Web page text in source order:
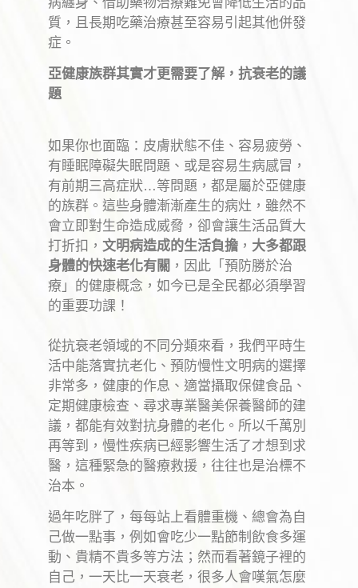
質，且長期吃藥治療甚至容易引起其他併發
症。
亞健康族群其實才更需要了解，抗衰老的議
題
如果你也面臨：皮膚狀態不佳、容易疲勞、
有睡眠障礙失眠問題、或是容易生病感冒，
有前期三高症狀…等問題，都是屬於亞健康
的族群。這些身體漸漸產生的病灶，雖然不
會立即對生命造成威脅，卻會讓生活品質大
打折扣， 文明病造成的生活負擔 ， 大多都跟
身體的快速老化有關 ，因此「預防勝於治
療」的健康概念，如今已是全民都必須學習
的重要功課！
從抗衰老領域的不同分類來看，我們平時生
活中能落實抗老化、預防慢性文明病的選擇
非常多，健康的作息、適當攝取保健食品、
定期健康檢查、尋求專業醫美保養醫師的建
議，都能有效對抗身體的老化。所以千萬別
再等到，慢性疾病已經影響生活了才想到求
醫，這種緊急的醫療救援，往往也是治標不
治本。
過年吃胖了，每每站上看體重機、總會為自
己做一點事，例如會吃少一點節制飲食多運
動、貴精不貴多等方法；然而看著鏡子裡的
自己，一天比一天衰老，很多人會嘆氣怎麼